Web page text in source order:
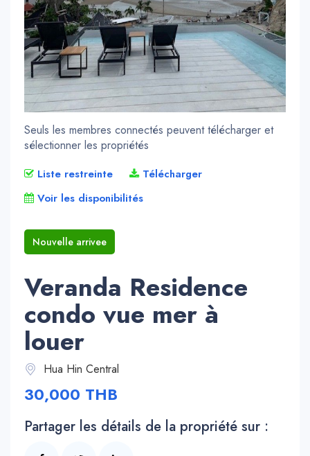
Seuls les membres connectés peuvent télécharger et
sélectionner les propriétés
Liste restreinte
Télécharger
Voir les disponibilités
Nouvelle arrivee
Veranda Residence
condo vue mer à
louer
Hua Hin Central
30,000 THB
Partager les détails de la propriété sur :